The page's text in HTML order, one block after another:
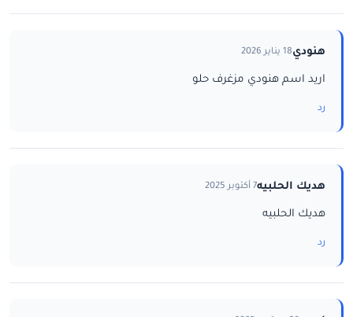
هنودي18 يناير 2026
اريد اسم هنودي مزغرف حلو
رد
هديك الحلبيه7 أكتوبر 2025
هديك الحلبيه
رد